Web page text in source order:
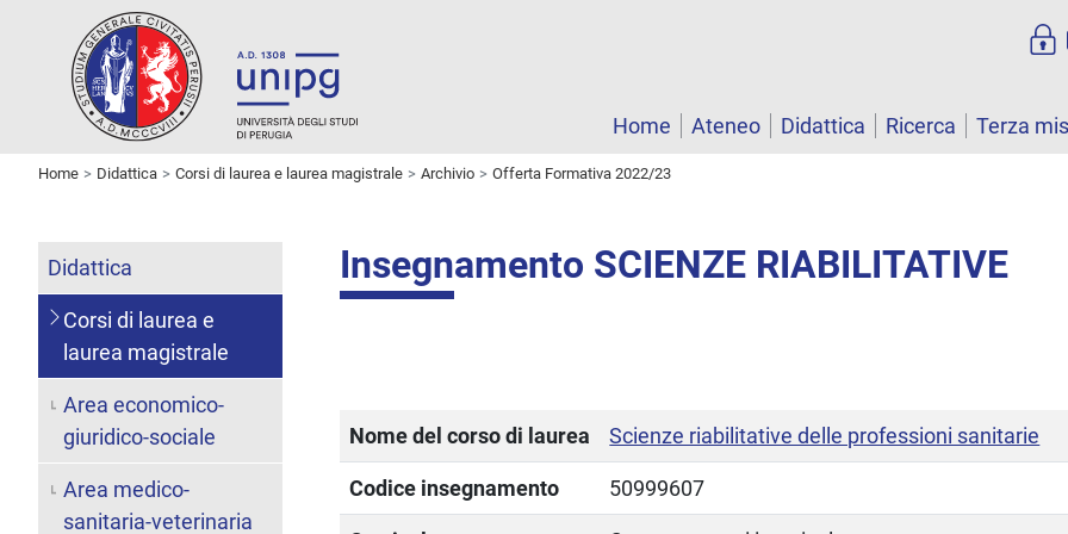
Home Ateneo Didattica Ricerca Terza
Home Didattica Corsi di laurea e laurea magistrale Archivio Offerta Formativa 2022/23
Insegnamento SCIENZE RIABILITATIVE
Nome del corso di laurea Scienze riabilitative delle professioni sanitarie
Codice insegnamento 50999607
Didattica
Corsi di laurea e
laurea magistrale
Area economico-
giuridico-sociale
Area medico-
sanitaria-veterinaria